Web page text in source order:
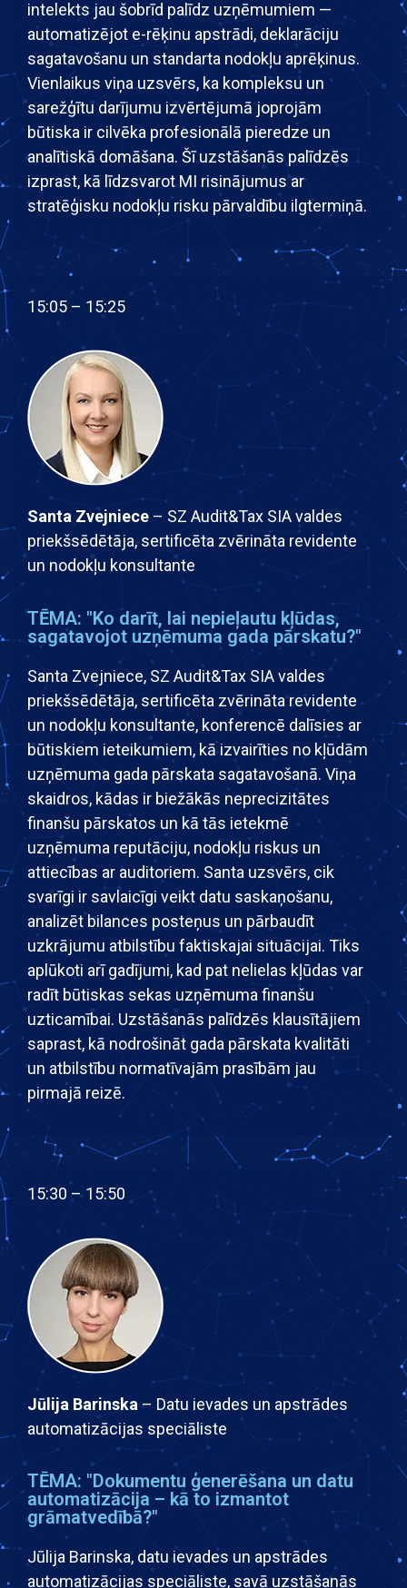
intelekts jau šobrīd palīdz uzņēmumiem —
automatizējot e-rēķinu apstrādi, deklarāciju
sagatavošanu un standarta nodokļu aprēķinus.
Vienlaikus viņa uzsvērs, ka kompleksu un
sarežģītu darījumu izvērtējumā joprojām
būtiska ir cilvēka profesionālā pieredze un
analītiskā domāšana. Šī uzstāšanās palīdzēs
izprast, kā līdzsvarot MI risinājumus ar
stratēģisku nodokļu risku pārvaldību ilgtermiņā.
15:05 – 15:25
Santa Zvejniece – SZ Audit&Tax SIA valdes
priekšsēdētāja, sertificēta zvērināta revidente
un nodokļu konsultante
TĒMA: "Ko darīt, lai nepieļautu kļūdas,
sagatavojot uzņēmuma gada pārskatu?"
Santa Zvejniece, SZ Audit&Tax SIA valdes
priekšsēdētāja, sertificēta zvērināta revidente
un nodokļu konsultante, konferencē dalīsies ar
būtiskiem ieteikumiem, kā izvairīties no kļūdām
uzņēmuma gada pārskata sagatavošanā. Viņa
skaidros, kādas ir biežākās neprecizitātes
finanšu pārskatos un kā tās ietekmē
uzņēmuma reputāciju, nodokļu riskus un
attiecības ar auditoriem. Santa uzsvērs, cik
svarīgi ir savlaicīgi veikt datu saskaņošanu,
analizēt bilances posteņus un pārbaudīt
uzkrājumu atbilstību faktiskajai situācijai. Tiks
aplūkoti arī gadījumi, kad pat nelielas kļūdas var
radīt būtiskas sekas uzņēmuma finanšu
uzticamībai. Uzstāšanās palīdzēs klausītājiem
saprast, kā nodrošināt gada pārskata kvalitāti
un atbilstību normatīvajām prasībām jau
pirmajā reizē.
15:30 – 15:50
Jūlija Barinska– Datu ievades un apstrādes
automatizācijas speciāliste
TĒMA: "Dokumentu ģenerēšana un datu
automatizācija – kā to izmantot
grāmatvedībā?"
Jūlija Barinska, datu ievades un apstrādes
automatizācijas speciāliste, savā uzstāšanās